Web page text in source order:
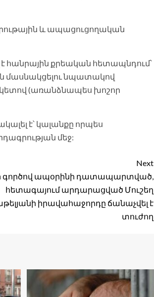
և ապացուցողական
հանրային քրեական հետապնդում՝
մասնակցելու նպատակով
կետով (առանձնապես խոշոր
է՝ կալանքը որպես
մեջ:
Next
գործով ապօրինի դատապարտված,
հետագայում արդարացված Մուշեղ
իրավահաջորդը ճանաչվել է
տուժող